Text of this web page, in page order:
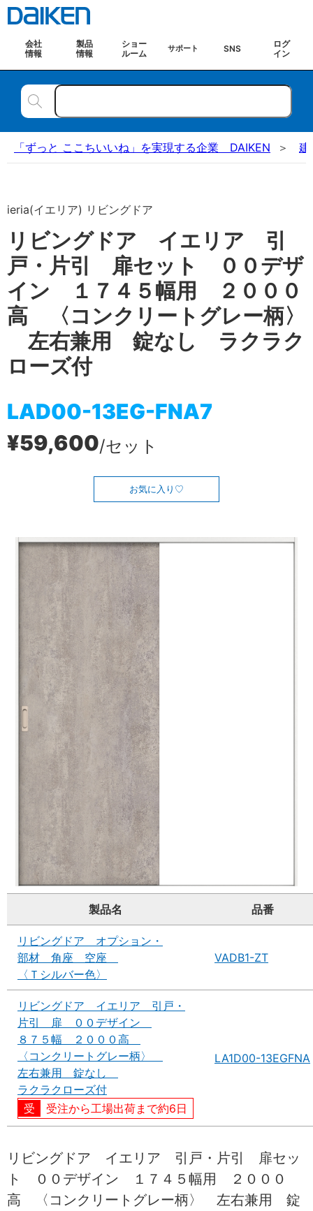
会社
情報
製品
情報
ショー
ルーム
サポート SNS
ログ
イン
「ずっと ここちいいね」を実現する企業 DAIKEN 建
ieria(イエリア) リビングドア
リビングドア イエリア 引
戸・片引 扉セット ００デザ
イン １７４５幅用 ２０００
高 〈コンクリートグレー柄〉
左右兼用 錠なし ラクラク
ローズ付
LAD00-13EG-FNA7
¥59,600/セット
お気に入り
製品名 品番
リビングドア オプション・
部材 角座 空座
〈Ｔシルバー色〉
VADB1-ZT
リビングドア イエリア 引戸・
片引 扉 ００デザイン
８７５幅 ２０００高
〈コンクリートグレー柄〉
左右兼用 錠なし
ラクラクローズ付
受注から工場出荷まで約6日
LA1D00-13EGFNA
リビングドア イエリア 引戸・片引 扉セッ
ト ００デザイン １７４５幅用 ２０００
高 〈コンクリートグレー柄〉 左右兼用 錠